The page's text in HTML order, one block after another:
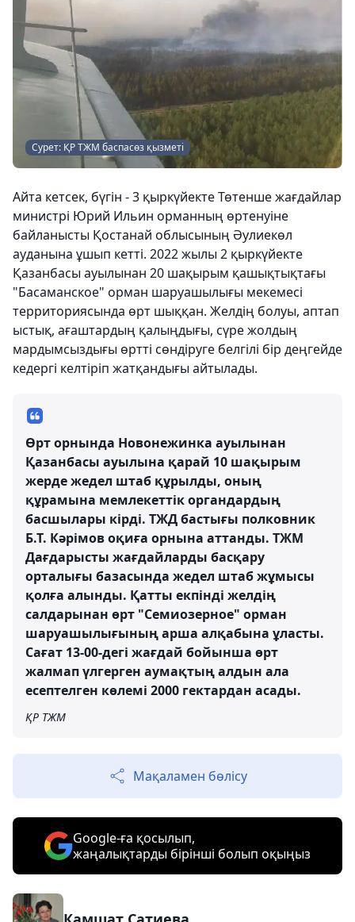
Сурет: ҚР ТЖМ баспасөз қызметі
Айта кетсек, бүгін - 3 қыркүйекте Төтенше жағдайлар
министрі Юрий Ильин орманның өртенуіне
байланысты Қостанай облысының Әулиекөл
ауданына ұшып кетті. 2022 жылы 2 қыркүйекте
Қазанбасы ауылынан 20 шақырым қашықтықтағы
"Басаманское" орман шаруашылығы мекемесі
территориясында өрт шыққан. Желдің болуы, аптап
ыстық, ағаштардың қалыңдығы, сүре жолдың
мардымсыздығы өртті сөндіруге белгілі бір деңгейде
кедергі келтіріп жатқандығы айтылады.
Өрт орнында Новонежинка ауылынан
Қазанбасы ауылына қарай 10 шақырым
жерде жедел штаб құрылды, оның
құрамына мемлекеттік органдардың
басшылары кірді. ТЖД бастығы полковник
Б.Т. Кәрімов оқиға орнына аттанды. ТЖМ
Дағдарысты жағдайларды басқару
орталығы базасында жедел штаб жұмысы
қолға алынды. Қатты екпінді желдің
салдарынан өрт "Семиозерное" орман
шаруашылығының арша алқабына ұласты.
Сағат 13-00-дегі жағдай бойынша өрт
жалмап үлгерген аумақтың алдын ала
есептелген көлемі 2000 гектардан асады.
ҚР ТЖМ
Мақаламен бөлісу
Google-ға қосылып,
жаңалықтарды бірінші болып оқыңыз